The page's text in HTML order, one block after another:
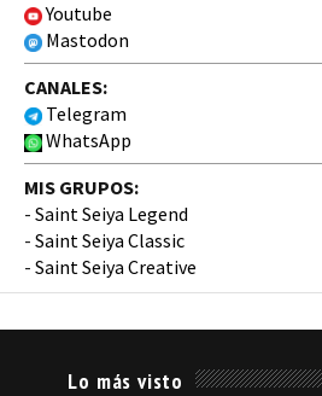
Youtube
Mastodon
CANALES:
Telegram
WhatsApp
MIS GRUPOS:
- Saint Seiya Legend
- Saint Seiya Classic
- Saint Seiya Creative
Lo más visto